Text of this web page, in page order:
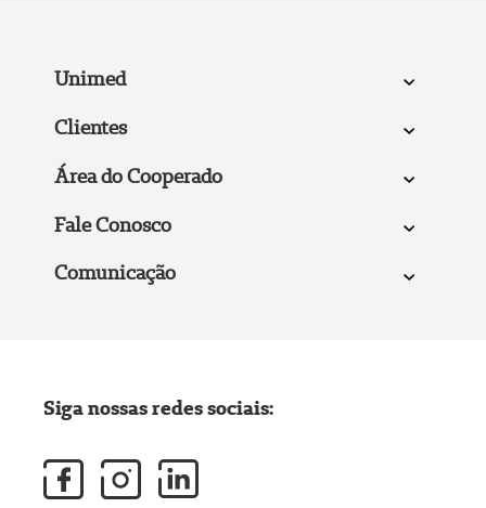
Unimed
Clientes
Área do Cooperado
Fale Conosco
Comunicação
Siga nossas redes sociais: